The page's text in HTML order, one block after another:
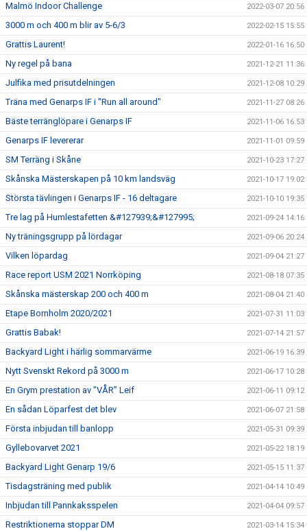
Malmö Indoor Challenge 2022-03-07 20:56
3000 m och 400 m blir av 5-6/3 2022-02-15 15:55
Grattis Laurent! 2022-01-16 16:50
Ny regel på bana 2021-12-21 11:36
Julfika med prisutdelningen 2021-12-08 10:29
Träna med Genarps IF i "Run all around" 2021-11-27 08:26
Bäste terränglöpare i Genarps IF 2021-11-06 16:53
Genarps IF levererar 2021-11-01 09:59
SM Terräng i Skåne 2021-10-23 17:27
Skånska Mästerskapen på 10 km landsväg 2021-10-17 19:02
Största tävlingen i Genarps IF - 16 deltagare 2021-10-10 19:35
Tre lag på Humlestafetten &#127939;&#127995; 2021-09-24 14:16
Ny träningsgrupp på lördagar 2021-09-06 20:24
Vilken löpardag 2021-09-04 21:27
Race report USM 2021 Norrköping 2021-08-18 07:35
Skånska mästerskap 200 och 400 m 2021-08-04 21:40
Etape Bornholm 2020/2021 2021-07-31 11:03
Grattis Babak! 2021-07-14 21:57
Backyard Light i härlig sommarvärme 2021-06-19 16:39
Nytt Svenskt Rekord på 3000 m 2021-06-17 10:28
En Grym prestation av ”VÅR” Leif 2021-06-11 09:12
En sådan Löparfest det blev 2021-06-07 21:58
Första inbjudan till banlopp 2021-05-31 09:39
Gyllebovarvet 2021 2021-05-22 18:19
Backyard Light Genarp 19/6 2021-05-15 11:37
Tisdagsträning med publik 2021-04-14 10:49
Inbjudan till Pannkaksspelen 2021-04-04 09:57
Restriktionerna stoppar DM 2021-03-14 15:34